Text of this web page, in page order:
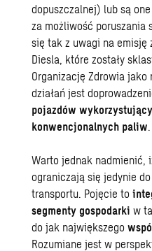
dopuszczalnej) lub są
za możliwość poruszania
się tak z uwagi na
Diesla, które zostały
Organizację Zdrowia
działań jest
pojazdów
konwencjonalnych paliw.
Warto jednak nadmienić,
ograniczają się jedynie
transportu. Pojęcie to
segmenty gospodarki w
do jak największego
Rozumiane jest w